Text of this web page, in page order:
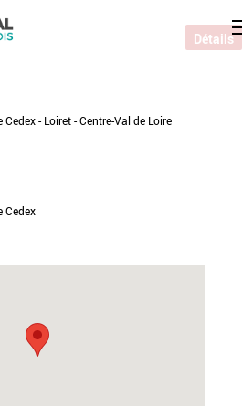
- Loiret - Centre-Val de Loire
Cedex
Détails